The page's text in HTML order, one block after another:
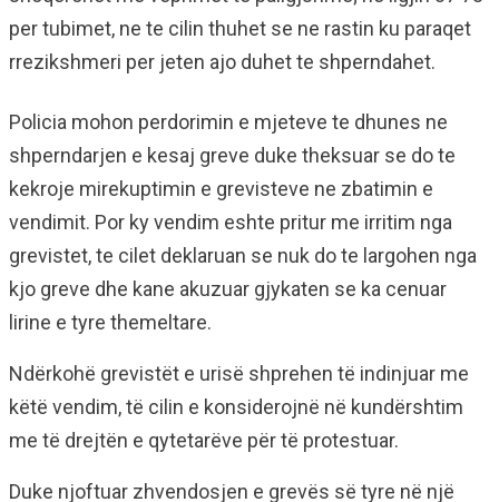
per tubimet, ne te cilin thuhet se ne rastin ku paraqet
rrezikshmeri per jeten ajo duhet te shperndahet.
Policia mohon perdorimin e mjeteve te dhunes ne
shperndarjen e kesaj greve duke theksuar se do te
kekroje mirekuptimin e grevisteve ne zbatimin e
vendimit. Por ky vendim eshte pritur me irritim nga
grevistet, te cilet deklaruan se nuk do te largohen nga
kjo greve dhe kane akuzuar gjykaten se ka cenuar
lirine e tyre themeltare.
Ndërkohë grevistët e urisë shprehen të indinjuar me
këtë vendim, të cilin e konsiderojnë në kundërshtim
me të drejtën e qytetarëve për të protestuar.
Duke njoftuar zhvendosjen e grevës së tyre në një